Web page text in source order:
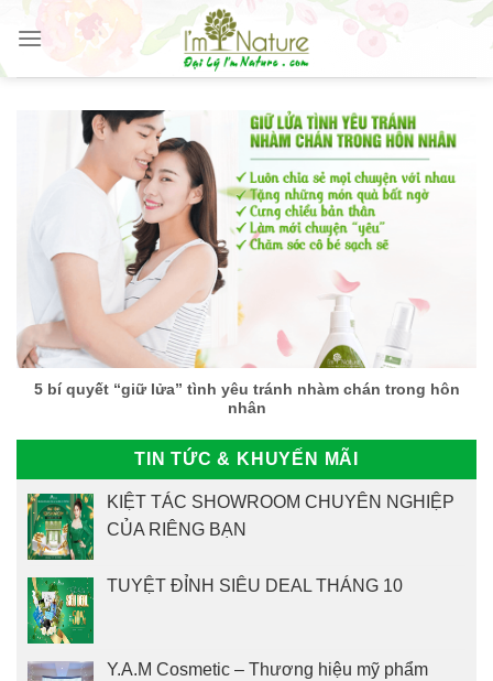
Skip
content
5 bí quyết “giữ lửa” tình yêu tránh nhàm chán trong hôn
nhân
TIN TỨC & KHUYẾN MÃI
KIỆT TÁC SHOWROOM CHUYÊN NGHIỆP
CỦA RIÊNG BẠN
TUYỆT ĐỈNH SIÊU DEAL THÁNG 10
Y.A.M Cosmetic – Thương hiệu mỹ phẩm